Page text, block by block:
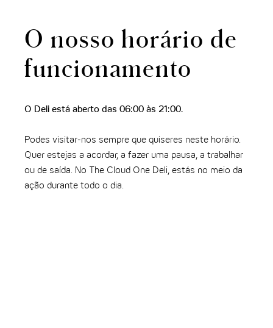
O nosso horário de
funcionamento
O Deli está aberto das 06:00 às 21:00.
Podes visitar-nos sempre que quiseres neste horário.
Quer estejas a acordar, a fazer uma pausa, a trabalhar
ou de saída. No The Cloud One Deli, estás no meio da
ação durante todo o dia.